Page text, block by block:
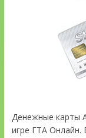
Денежные карты
игре ГТА Онлайн.